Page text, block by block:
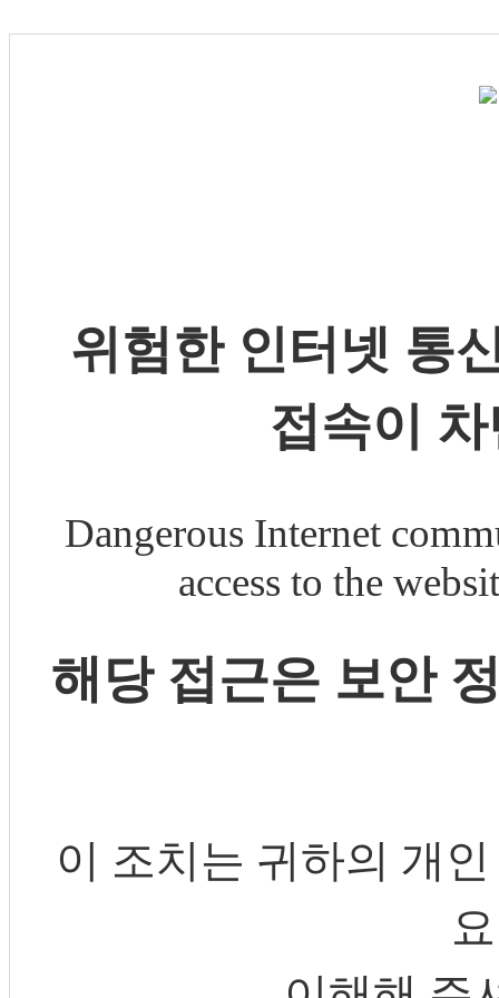
위험한 인터넷 통
접속이
Dangerous Internet
access to the
해당 접근은 보안
이 조치는 귀하의 개